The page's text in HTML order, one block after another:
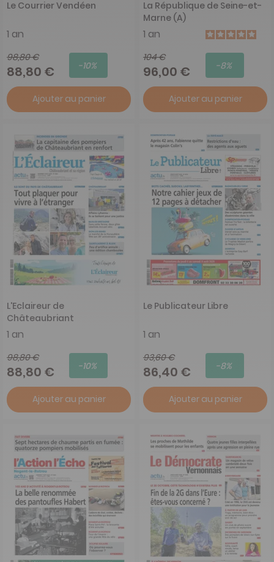
Le Courrier Vendéen
1 an
98,80 €
88,80 € -10%
Ajouter au panier
La République de Seine-et-
Marne (A)
1 an
104 €
96,00 € -8%
Ajouter au panier
L'Eclaireur de
Châteaubriant
1 an
98,80 €
88,80 € -10%
Ajouter au panier
Le Publicateur Libre
1 an
93,60 €
86,40 € -8%
Ajouter au panier